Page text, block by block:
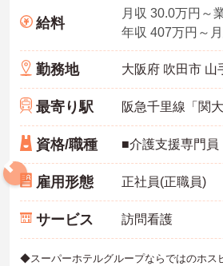
給料
勤務地
最寄り駅
資格/職種
雇用形態 正社員(正職員)
サービス 訪問看護
◆スーパーホテルグループならではのホス